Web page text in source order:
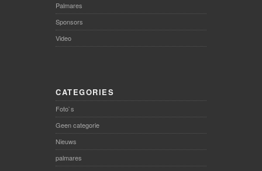
Palmares
Sponsors
Video
CATEGORIES
Foto`s
Geen categorie
Nieuws
palmares